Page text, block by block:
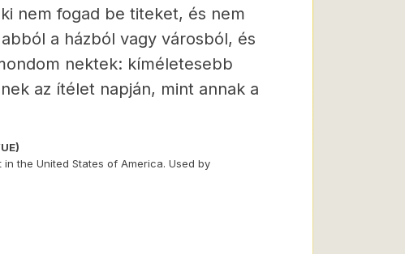
nem fogad be titeket, és nem
a házból vagy városból, és
nektek: kíméletesebb
az ítélet napján, mint annak a
the United States of America. Used by